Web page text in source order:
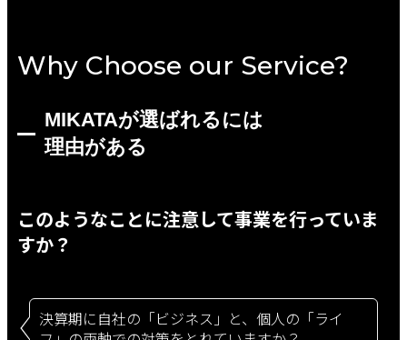
Why Choose our Service?
MIKATAが選ばれるには
理由がある
このようなことに注意して事業を行っていま
すか？
決算期に自社の「ビジネス」と、個人の「ライ